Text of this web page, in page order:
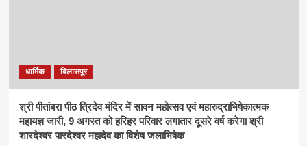
धार्मिक बिलासपुर
श्री पीतांबरा पीठ त्रिदेव मंदिर में सावन महोत्सव एवं महारुद्राभिषेकात्मक
महायज्ञ जारी, 9 अगस्त को हरिहर परिवार लगातार दूसरे वर्ष करेगा श्री
शारदेश्वर पारदेश्वर महादेव का विशेष जलाभिषेक